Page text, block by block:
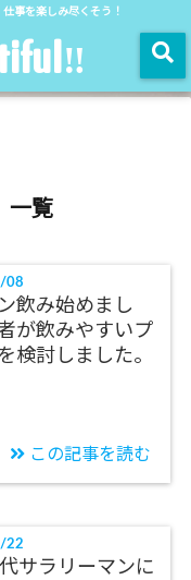
事を楽しみ尽くそう！
一覧
08
飲み始めまし
が飲みやすいプ
検討しました。
この記事を読む
22
サラリーマンに